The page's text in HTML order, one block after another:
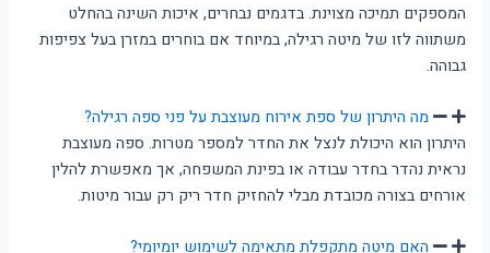
המספקים תמיכה מצוינת. בדגמים נבחרים, איכות השינה בהחלט
משתווה לזו של מיטה רגילה, במיוחד אם בוחרים במזרן בעל צפיפות
גבוהה.
מה היתרון של ספת אירוח מעוצבת על פני ספה רגילה?
היתרון הוא היכולת לנצל את החדר למספר מטרות. ספה מעוצבת
נראית נהדר בחדר עבודה או בפינת המשפחה, אך מאפשרת להלין
אורחים בצורה מכובדת מבלי להחזיק חדר ריק רק עבור מיטות.
האם מיטה מתקפלת מתאימה לשימוש יומיומי?